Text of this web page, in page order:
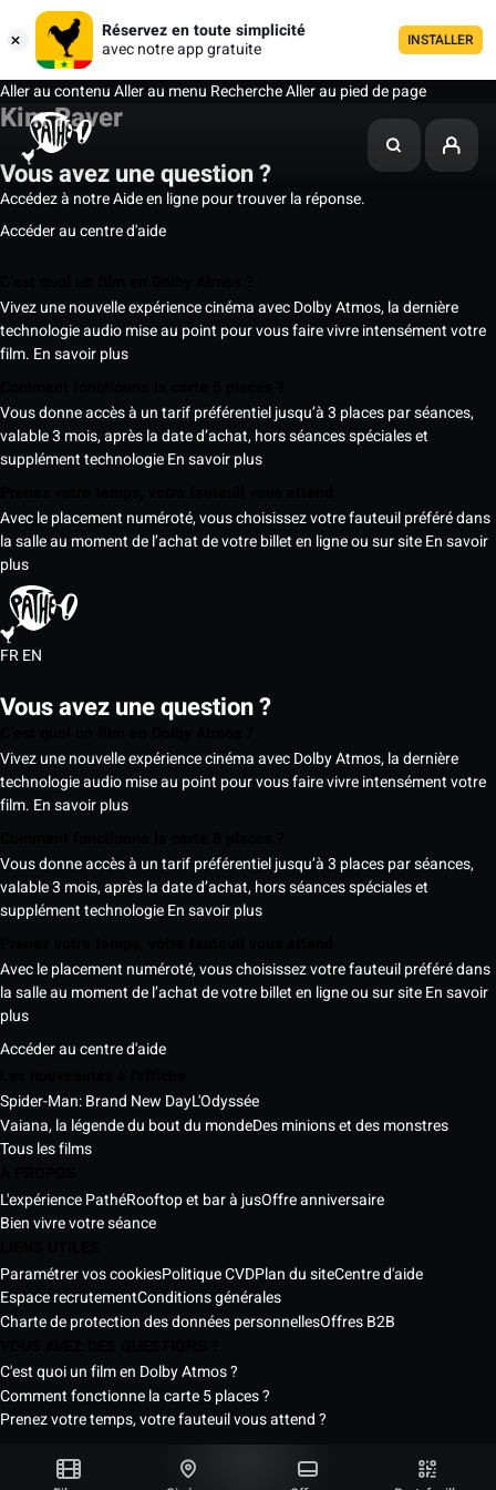
Réservez en toute simplicité
avec notre app gratuite
INSTALLER
Aller au contenuAller au menu RechercheAller au pied de page
Kim Raver
Vous avez une question ?
Accédez à notre Aide en ligne pour trouver la réponse.
Accéder au centre d'aide
Vivez une nouvelle expérience cinéma avec Dolby Atmos, la dernière
technologie audio mise au point pour vous faire vivre intensément votre
film. En savoir plus
Vous donne accès à un tarif préférentiel jusqu’à 3 places par séances,
valable 3 mois, après la date d’achat, hors séances spéciales et
supplément technologieEn savoir plus
Avec le placement numéroté, vous choisissez votre fauteuil préféré dans
la salle au moment de l’achat de votre billet en ligne ou sur siteEn savoir
plus
FREN
Vous avez une question ?
Vivez une nouvelle expérience cinéma avec Dolby Atmos, la dernière
technologie audio mise au point pour vous faire vivre intensément votre
film. En savoir plus
Vous donne accès à un tarif préférentiel jusqu’à 3 places par séances,
valable 3 mois, après la date d’achat, hors séances spéciales et
supplément technologieEn savoir plus
Avec le placement numéroté, vous choisissez votre fauteuil préféré dans
la salle au moment de l’achat de votre billet en ligne ou sur siteEn savoir
plus
Accéder au centre d'aide
Spider-Man: Brand New DayL'Odyssée
Vaiana, la légende du bout du mondeDes minions et des monstres
Tous les films
L'expérience PathéRooftop et bar à jusOffre anniversaire
Bien vivre votre séance
Paramétrer vos cookiesPolitique CVDPlan du siteCentre d'aide
Espace recrutementConditions générales
Charte de protection des données personnellesOffres B2B
C'est quoi un film en Dolby Atmos ?
Comment fonctionne la carte 5 places ?
Prenez votre temps, votre fauteuil vous attend ?
Les Cinémas Pathé Sénégal © 2026